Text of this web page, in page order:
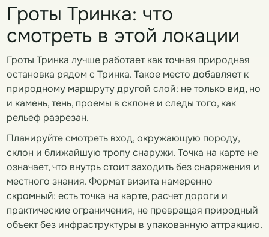
Гроты Тринка: что
смотреть в этой локации
Гроты Тринка лучше работает как точная природная
остановка рядом с Тринка. Такое место добавляет к
природному маршруту другой слой: не только вид, но
и камень, тень, проемы в склоне и следы того, как
рельеф разрезан.
Планируйте смотреть вход, окружающую породу,
склон и ближайшую тропу снаружи. Точка на карте не
означает, что внутрь стоит заходить без снаряжения и
местного знания. Формат визита намеренно
скромный: есть точка на карте, расчет дороги и
практические ограничения, не превращая природный
объект без инфраструктуры в упакованную аттракцию.